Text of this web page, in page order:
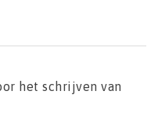
het schrijven van